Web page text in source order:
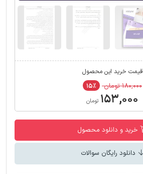
قیمت خرید این محصول
۱۸۰,۰۰۰ تومان ۱۵٪
۱۵۳,۰۰۰ تومان
خرید و دانلود محصول
دانلود رایگان سوالات